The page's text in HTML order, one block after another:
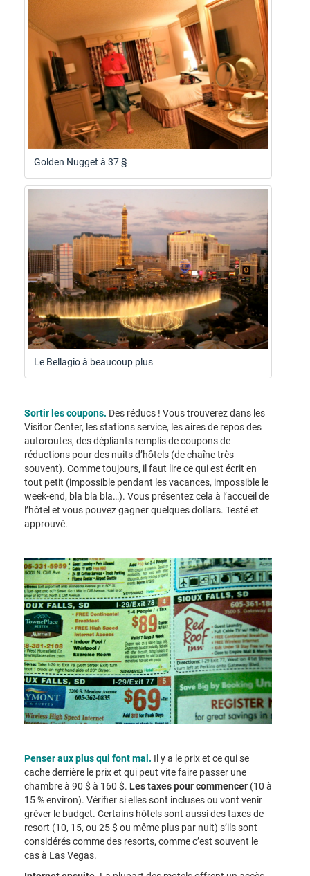
Golden Nugget à 37 §
Le Bellagio à beaucoup plus
Sortir les coupons. Des réducs ! Vous trouverez dans les
Visitor Center, les stations service, les aires de repos des
autoroutes, des dépliants remplis de coupons de
réductions pour des nuits d’hôtels (de chaîne très
souvent). Comme toujours, il faut lire ce qui est écrit en
tout petit (impossible pendant les vacances, impossible le
week-end, bla bla bla…). Vous présentez cela à l’accueil de
l’hôtel et vous pouvez gagner quelques dollars. Testé et
approuvé.
Penser aux plus qui font mal. Il y a le prix et ce qui se
cache derrière le prix et qui peut vite faire passer une
chambre à 90 $ à 160 $. Les taxes pour commencer (10 à
15 % environ). Vérifier si elles sont incluses ou vont venir
gréver le budget. Certains hôtels sont aussi des taxes de
resort (10, 15, ou 25 $ ou même plus par nuit) s’ils sont
considérés comme des resorts, comme c’est souvent le
cas à Las Vegas.